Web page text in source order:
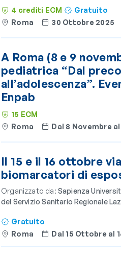
4 crediti ECM
Gratuito
Roma
30 Ottobre 2025
A Roma (8 e 9
pediatrica “Dal
all’adolescenza”.
Enpab
15 ECM
Roma
Dal 8 Novembre
Il 15 e il 16 ottobre
biomarcatori di
Organizzato da: Sapienza
del Servizio Sanitario Regionale
Gratuito
Roma
Dal 15 Ottobre al